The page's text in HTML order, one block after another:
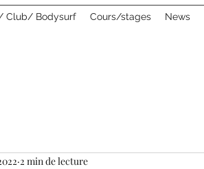
Club/ Bodysurf Cours/stages News
2 min de lecture